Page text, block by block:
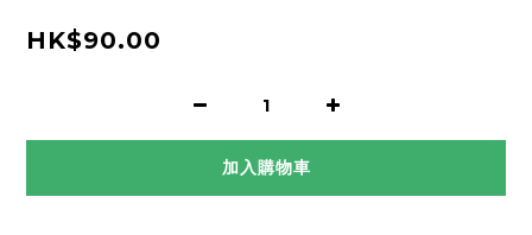
HK$90.00
加入購物車